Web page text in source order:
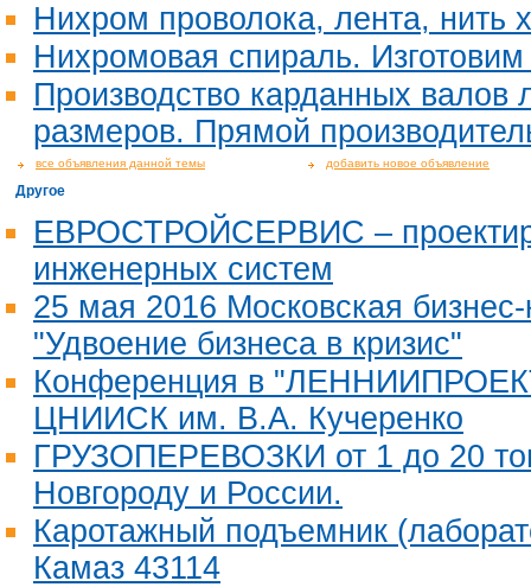
Нихром проволока, лента, нить
Нихромовая спираль.
Производство карданных валов
размеров. Прямой
добавить новое объявление
все объявления данной темы
Другое
ЕВРОСТРОЙСЕРВИС –
инженерных систем
25 мая 2016 Московская
"Удвоение бизнеса в кризис"
Конференция в
ЦНИИСК им. В.А. Кучеренко
ГРУЗОПЕРЕВОЗКИ от 1 до 20
Новгороду и России.
Каротажный подъемник
Камаз 43114